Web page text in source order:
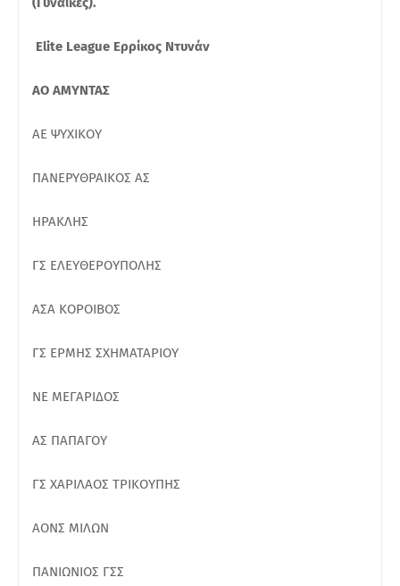
Elite League Ερρίκος Ντυνάν
ΑΟ ΑΜΥΝΤΑΣ
ΑΕ ΨΥΧΙΚΟΥ
ΠΑΝΕΡΥΘΡΑΙΚΟΣ ΑΣ
ΗΡΑΚΛΗΣ
ΓΣ ΕΛΕΥΘΕΡΟΥΠΟΛΗΣ
ΑΣΑ ΚΟΡΟΙΒΟΣ
ΓΣ ΕΡΜΗΣ ΣΧΗΜΑΤΑΡΙΟΥ
ΝΕ ΜΕΓΑΡΙΔΟΣ
ΑΣ ΠΑΠΑΓΟΥ
ΓΣ ΧΑΡΙΛΑΟΣ ΤΡΙΚΟΥΠΗΣ
ΑΟΝΣ ΜΙΛΩΝ
ΠΑΝΙΩΝΙΟΣ ΓΣΣ